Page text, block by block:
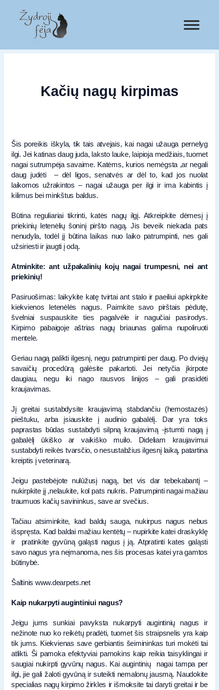
Kačių nagų kirpimas
Šis poreikis iškyla, tik tais atvejais, kai nagai užauga pernelyg
ilgi. Jei katinas daug juda, laksto lauke, laipioja medžiais, tuomet
nagai sutrumpėja savaime. Katėms, kurios nemėgsta ,ar negali
daug judėti – dėl ligos, senatvės ar dėl to, kad jos nuolat
laikomos užrakintos – nagai užauga per ilgi ir ima kabintis į
kilimus bei minkštus baldus.
Būtina reguliariai tikrinti, katės nagų ilgį. Atkreipkite dėmesį į
priekinių letenėlių šoninį piršto nagą. Jis beveik niekada pats
nenudyla, todėl jį būtina laikas nuo laiko patrumpinti, nes gali
užsiriesti ir įaugti į odą.
Atminkite: ant užpakalinių kojų nagai trumpesni, nei ant
priekinių!
Pasiruošimas: laikykite katę tvirtai ant stalo ir paeiliui apkirpkite
kiekvienos letenėlės nagus. Paimkite savo pirštais pėdutę,
švelniai suspauskite ties pagalvėle ir nagučiai pasirodys.
Kirpimo pabaigoje aštrias nagų briaunas galima nupoliruoti
mentele.
Geriau nagą palikti ilgesnį, negu patrumpinti per daug. Po dviejų
savaičių procedūrą galėsite pakartoti. Jei netyčia įkirpote
daugiau, negu iki nago rausvos linijos – gali prasidėti
kraujavimas.
Jį greitai sustabdysite kraujavimą stabdančiu (hemostazės)
pieštuku, arba įsiauskite į audinio gabalėlį. Dar yra toks
paprastas būdas sustabdyti silpną kraujavimą -įstumti nagą į
gabalėlį ūkiško ar vaikiško muilo. Dideliam kraujavimui
sustabdyti reikės tvarsčio, o nesustabžius ilgesnį laiką, patartina
kreiptis į veterinarą.
Jeigu pastebėjote nulūžusį nagą, bet vis dar tebekabantį –
nukirpkite jį ,nelaukite, kol pats nukris. Patrumpinti nagai mažiau
traumuos kačių savininkus, save ar svečius.
Tačiau atsiminkite, kad baldų sauga, nukirpus nagus nebus
išspręsta. Kad baldai mažiau kentėtų – nupirkite katei draskyklę
ir pratinkite gyvūną galąsti nagus į ją. Atpratinti kates galąsti
savo nagus yra neįmanoma, nes šis procesas katei yra gamtos
būtinybė.
Šaltinis www.dearpets.net
Kaip nukarpyti augintiniui nagus?
Jeigu jums sunkiai pavyksta nukarpyti augintinių nagus ir
nežinote nuo ko reikėtų pradėti, tuomet šis straipsnelis yra kaip
tik jums. Kiekvienas save gerbiantis šeimininkas turi mokėti tai
atlikti. Ši pamoka efektyviai pamokins kaip reikia taisyklingai ir
saugiai nukirpti gyvūnų nagus. Kai augintinių nagai tampa per
ilgi, jie gali žaloti gyvūną ir suteikti nemalonų jausmą. Naudokite
specialias nagų kirpimo žirkles ir išmoksite tai daryti greitai ir be